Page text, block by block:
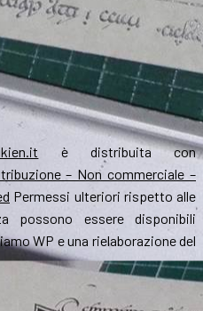
è distribuita con
– Non commerciale –
Permessi ulteriori rispetto alle
possono essere disponibili
WP e una rielaborazione del